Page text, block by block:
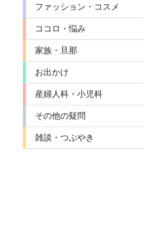
ファッション・コスメ
ココロ・悩み
家族・旦那
お出かけ
産婦人科・小児科
その他の疑問
雑談・つぶやき